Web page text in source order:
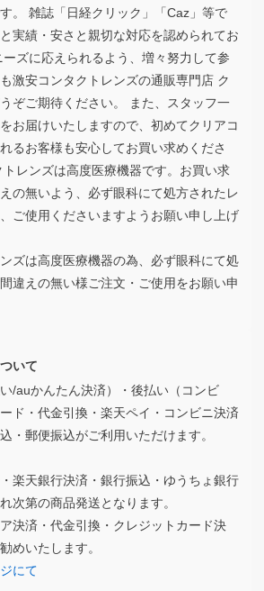
。 雑誌「日経クリック」「Caz」等で
実績・安さと親切な対応を認められてお
ーズに応えられるよう、増々努力して参
激安コンタクトレンズの通販専門店 ク
ぞご期待ください。 また、スタッフ一
お届けいたしますので、初めてクリアコ
るお客様も安心してお買い求めくださ
レンズは高度医療機器です。お買い求
の無いよう、必ず眼科にて処方されたレ
ご使用くださいますようお願い申し上げ
ズは高度医療機器の為、必ず眼科にて処
違えの無い様ご注文・ご使用をお願い申
いて
/auかんたん決済）・後払い（コンビ
ド・代金引換・楽天ペイ・コンビニ決済
・郵便振込がご利用いただけます。
楽天銀行決済・銀行振込・ゆうちょ銀行
次第の商品発送となります。
決済・代金引換・クレジットカード決
めいたします。
にて